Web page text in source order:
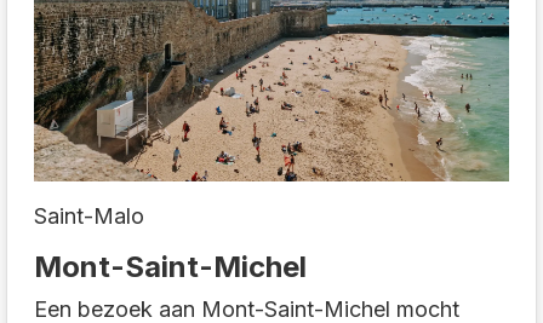
Saint-Malo
Mont-Saint-Michel
Een bezoek aan Mont-Saint-Michel mocht